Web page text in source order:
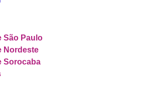
São Paulo
Nordeste
Sorocaba